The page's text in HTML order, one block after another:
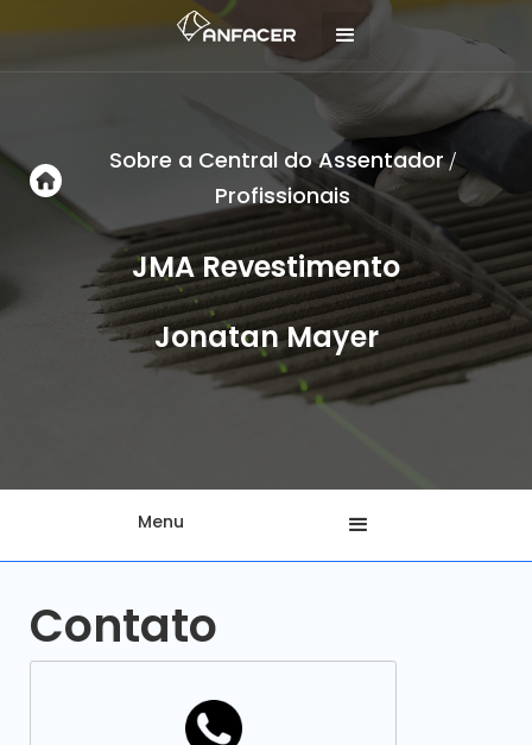
Sobre a Central do Assentador/
Profissionais
JMA Revestimento
Jonatan Mayer
Menu
Contato